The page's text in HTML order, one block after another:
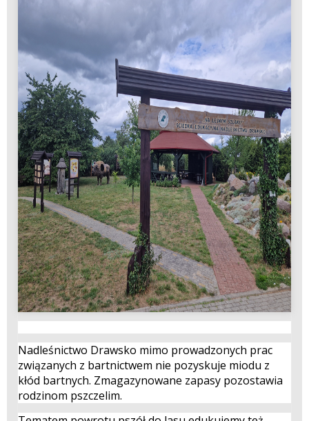
Nadleśnictwo Drawsko mimo prowadzonych prac
związanych z bartnictwem nie pozyskuje miodu z
kłód bartnych. Zmagazynowane zapasy pozostawia
rodzinom pszczelim.